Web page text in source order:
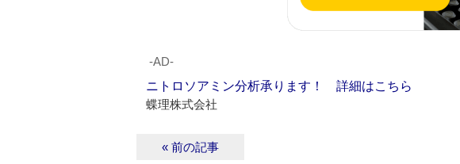
‐AD‐
ニトロソアミン分析承ります！ 詳細はこちら
蝶理株式会社
« 前の記事